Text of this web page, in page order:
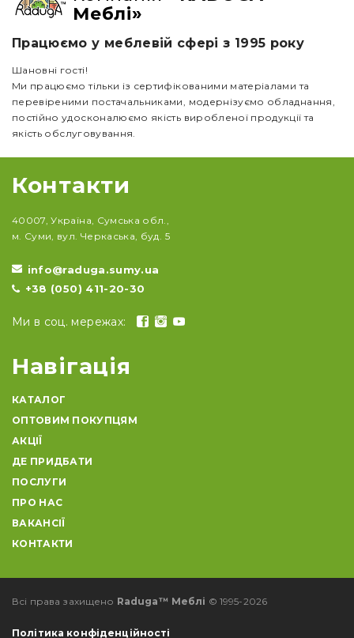
Меблі»
Працюємо у меблевій сфері з 1995 року
Шановні гості!
Ми працюємо тільки із сертифікованими матеріалами та
перевіреними постачальниками, модернізуємо обладнання,
постійно удосконалюємо якість виробленої продукції та
якість обслуговування.
Контакти
40007, Україна, Сумська обл.,
м. Суми, вул. Черкаська, буд. 5
info@raduga.sumy.ua
+38 (050) 411-20-30
Ми в соц. мережах:
Навігація
КАТАЛОГ
ОПТОВИМ ПОКУПЦЯМ
АКЦІЇ
ДЕ ПРИДБАТИ
ПОСЛУГИ
ПРО НАС
ВАКАНСІЇ
КОНТАКТИ
Всі права захищено Raduga™ Меблі © 1995-2026
Політика конфіденційності